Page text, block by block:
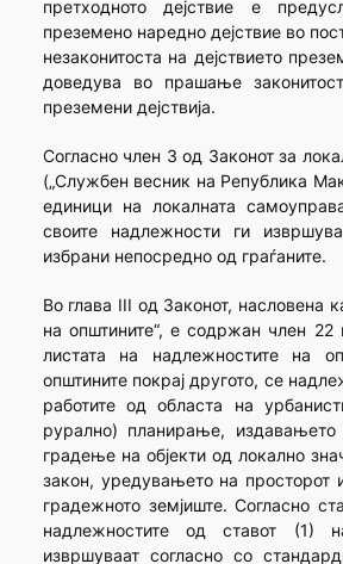
претходното дејствие е
преземено наредно дејствие во
незаконитоста на дејствието
доведува во прашање
преземени дејствија.
Согласно член 3 од Законот за
(„Службен весник на Република
единици на локалната
своите надлежности ги
избрани непосредно од граѓаните.
Во глава III од Законот, насловена
на општините“, е содржан член 22
листата на надлежностите на
општините покрај другото, се
работите од областа на
рурално) планирање,
градење на објекти од локално
закон, уредувањето на просторот
градежното земјиште. Согласно
надлежностите од ставот (1)
извршуваат согласно со